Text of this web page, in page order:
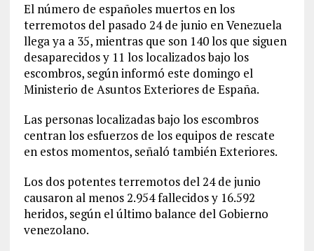
El número de españoles muertos en los
terremotos del pasado 24 de junio en Venezuela
llega ya a 35, mientras que son 140 los que siguen
desaparecidos y 11 los localizados bajo los
escombros, según informó este domingo el
Ministerio de Asuntos Exteriores de España.
Las personas localizadas bajo los escombros
centran los esfuerzos de los equipos de rescate
en estos momentos, señaló también Exteriores.
Los dos potentes terremotos del 24 de junio
causaron al menos 2.954 fallecidos y 16.592
heridos, según el último balance del Gobierno
venezolano.